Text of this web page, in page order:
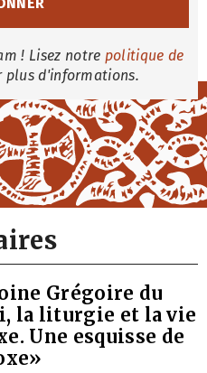
! Lisez notre politique de
plus d'informations.
Grégoire du
la liturgie et la vie
Une esquisse de